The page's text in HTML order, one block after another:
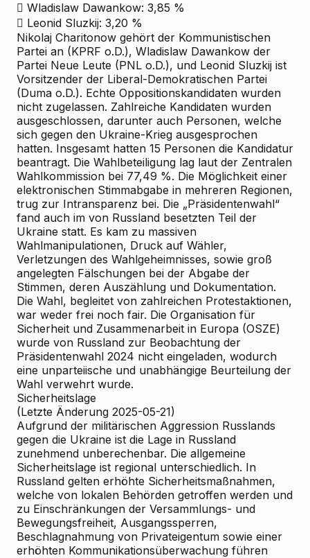
 Wladislaw Dawankow: 3,85 %
 Leonid Sluzkij: 3,20 %
Nikolaj Charitonow gehört der Kommunistischen
Partei an (KPRF o.D.), Wladislaw Dawankow der
Partei Neue Leute (PNL o.D.), und Leonid Sluzkij ist
Vorsitzender der Liberal-Demokratischen Partei
(Duma o.D.). Echte Oppositionskandidaten wurden
nicht zugelassen. Zahlreiche Kandidaten wurden
ausgeschlossen, darunter auch Personen, welche
sich gegen den Ukraine-Krieg ausgesprochen
hatten. Insgesamt hatten 15 Personen die Kandidatur
beantragt. Die Wahlbeteiligung lag laut der Zentralen
Wahlkommission bei 77,49 %. Die Möglichkeit einer
elektronischen Stimmabgabe in mehreren Regionen,
trug zur Intransparenz bei. Die „Präsidentenwahl“
fand auch im von Russland besetzten Teil der
Ukraine statt. Es kam zu massiven
Wahlmanipulationen, Druck auf Wähler,
Verletzungen des Wahlgeheimnisses, sowie groß
angelegten Fälschungen bei der Abgabe der
Stimmen, deren Auszählung und Dokumentation.
Die Wahl, begleitet von zahlreichen Protestaktionen,
war weder frei noch fair. Die Organisation für
Sicherheit und Zusammenarbeit in Europa (OSZE)
wurde von Russland zur Beobachtung der
Präsidentenwahl 2024 nicht eingeladen, wodurch
eine unparteiische und unabhängige Beurteilung der
Wahl verwehrt wurde.
Sicherheitslage
(Letzte Änderung 2025-05-21)
Aufgrund der militärischen Aggression Russlands
gegen die Ukraine ist die Lage in Russland
zunehmend unberechenbar. Die allgemeine
Sicherheitslage ist regional unterschiedlich. In
Russland gelten erhöhte Sicherheitsmaßnahmen,
welche von lokalen Behörden getroffen werden und
zu Einschränkungen der Versammlungs- und
Bewegungsfreiheit, Ausgangssperren,
Beschlagnahmung von Privateigentum sowie einer
erhöhten Kommunikationsüberwachung führen